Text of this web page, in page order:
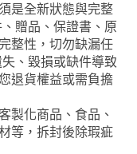
是全新狀態與完整
贈品、保證書、原
整性，切勿缺漏任
、毀損或缺件導致
退貨權益或需負擔
製化商品、食品、
等，拆封後除瑕疵